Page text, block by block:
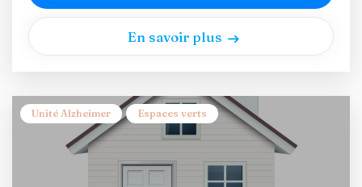
En savoir plus
Unité Alzheimer Espaces verts